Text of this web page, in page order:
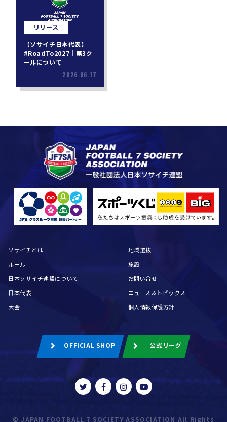
リリース
【ソサイチ日本代表】
#RoadTo2027｜第3ク
ールについて
2026.06.17
ソサイチとは
ルール
日本ソサイチ連盟について
日本代表
大会
地域選抜
施設
お問い合せ
ニュース＆トピックス
個人情報保護方針
OFFICIAL SHOP 公式リーグ
© JAPAN FOOTBALL 7 SOCIETY ASSOCIATION All Rights